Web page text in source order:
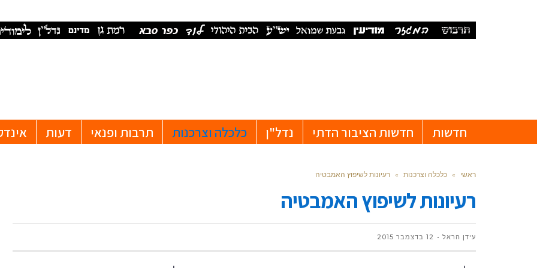
חדשות חדשות הציבור הדתי נדל"ן כלכלה וצרכנות תרבות ופנאי דעות
ראשי » כלכלה וצרכנות » רעיונות לשיפוץ האמבטיה
רעיונות לשיפוץ האמבטיה
עידן הראל 12 בדצמבר 2015